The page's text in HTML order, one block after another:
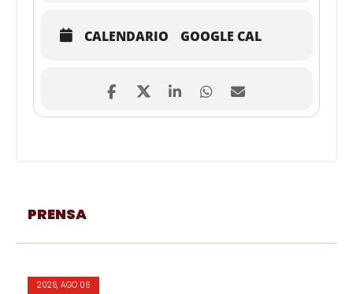
CALENDARIO GOOGLE CAL
PRENSA
2026, AGO 06